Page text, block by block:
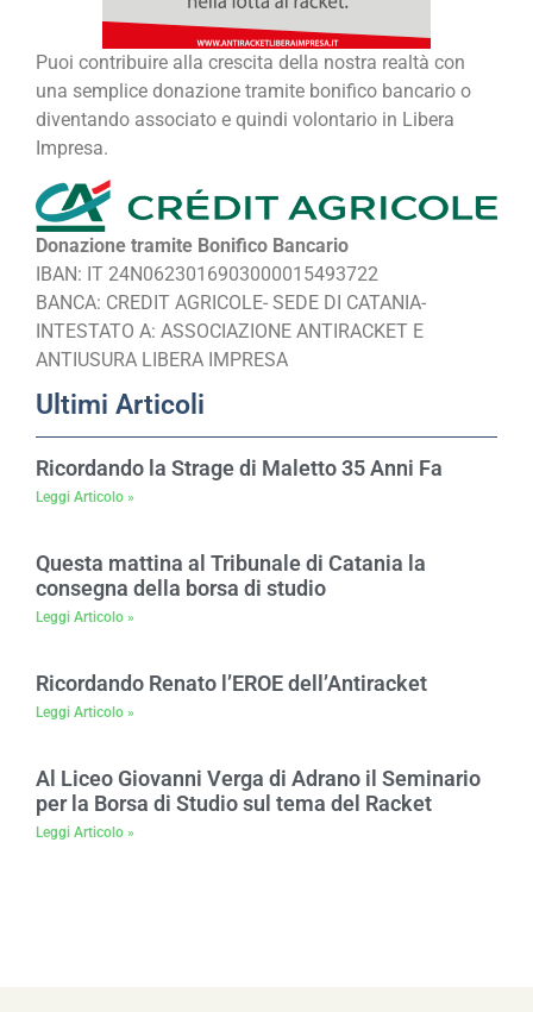
Puoi contribuire alla crescita della nostra realtà con
una semplice donazione tramite bonifico bancario o
diventando associato e quindi volontario in Libera
Impresa.
Donazione tramite Bonifico Bancario
IBAN: IT 24N0623016903000015493722
BANCA: CREDIT AGRICOLE- SEDE DI CATANIA-
INTESTATO A: ASSOCIAZIONE ANTIRACKET E
ANTIUSURA LIBERA IMPRESA
Ultimi Articoli
Ricordando la Strage di Maletto 35 Anni Fa
Leggi Articolo »
Questa mattina al Tribunale di Catania la
consegna della borsa di studio
Leggi Articolo »
Ricordando Renato l’EROE dell’Antiracket
Leggi Articolo »
Al Liceo Giovanni Verga di Adrano il Seminario
per la Borsa di Studio sul tema del Racket
Leggi Articolo »